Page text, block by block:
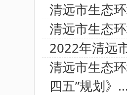
清远市生态
清远市生态
2022年清远
清远市生态
四五”规划》